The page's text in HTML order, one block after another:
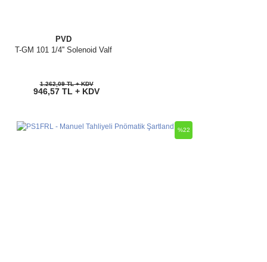
PVD
T-GM 101 1/4'' Solenoid Valf
1.262,09 TL + KDV
946,57 TL + KDV
%22